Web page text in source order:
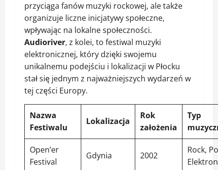
przyciąga fanów muzyki rockowej, ale także
organizuje liczne inicjatywy społeczne,
wpływając na lokalne społeczności.
Audioriver, z kolei, to festiwal muzyki
elektronicznej, który dzięki swojemu
unikalnemu podejściu i lokalizacji w Płocku
stał się jednym z najważniejszych wydarzeń w
tej części Europy.
Nazwa
Festiwalu
Lokalizacja
Rok
założenia
Typ
Open’er
Festival
Gdynia 2002
Rock,